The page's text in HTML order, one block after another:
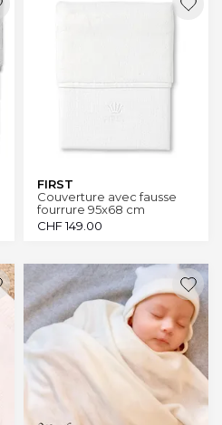
FIRST
Couverture avec fausse
fourrure 95x68 cm
Hopefull white
CHF149.00